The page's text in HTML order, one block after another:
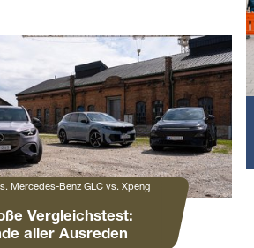
Mercedes-Benz GLC vs. Xpeng
Vergleichstest:
aller Ausreden